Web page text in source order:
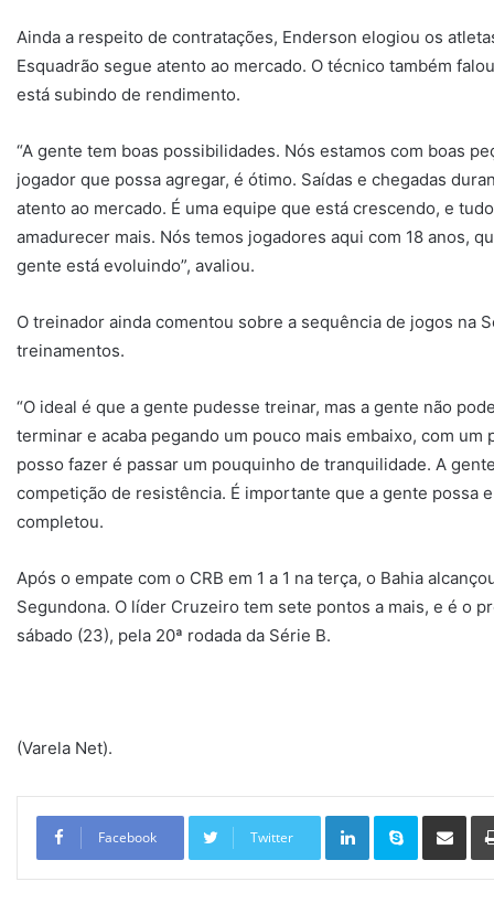
Ainda a respeito de contratações, Enderson elogiou os
Esquadrão segue atento ao mercado. O técnico também
está subindo de rendimento.
“A gente tem boas possibilidades. Nós estamos com boas
jogador que possa agregar, é ótimo. Saídas e chegadas
atento ao mercado. É uma equipe que está crescendo, e
amadurecer mais. Nós temos jogadores aqui com 18 anos,
gente está evoluindo”, avaliou.
O treinador ainda comentou sobre a sequência de jogos na
treinamentos.
“O ideal é que a gente pudesse treinar, mas a gente não
terminar e acaba pegando um pouco mais embaixo, com
posso fazer é passar um pouquinho de tranquilidade. A
competição de resistência. É importante que a gente possa
completou.
Após o empate com o CRB em 1 a 1 na terça, o Bahia
Segundona. O líder Cruzeiro tem sete pontos a mais, e é o
sábado (23), pela 20ª rodada da Série B.
(Varela Net).
Facebook Twitter
Linkedin Skype